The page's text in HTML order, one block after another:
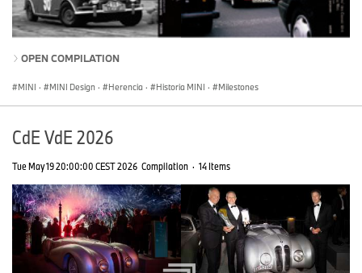
OPEN COMPILATION
MINI · MINI Design · Herencia · Historia MINI · Milestones
CdE VdE 2026
Tue May 19 20:00:00 CEST 2026 Compilation · 14 Items